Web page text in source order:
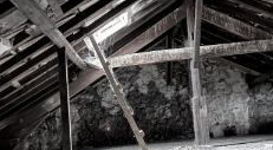
013 (en cours)